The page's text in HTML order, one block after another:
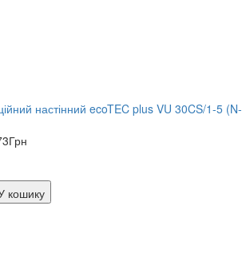
настінний ecoTEC plus VU 30CS/1-5 (N-
Грн
кошику